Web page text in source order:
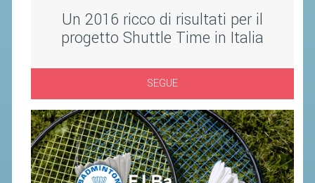
Un 2016 ricco di risultati per il
progetto Shuttle Time in Italia
SEGUE
CLASSIFICHE NAZIONALI
MODULI
MANIFESTAZIONI SPORTIVE
UFFICIALI DI GARA
RICHIESTA TORNEI
EVENTI SOSTENIBILI